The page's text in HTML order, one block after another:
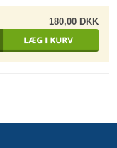
180,00 DKK